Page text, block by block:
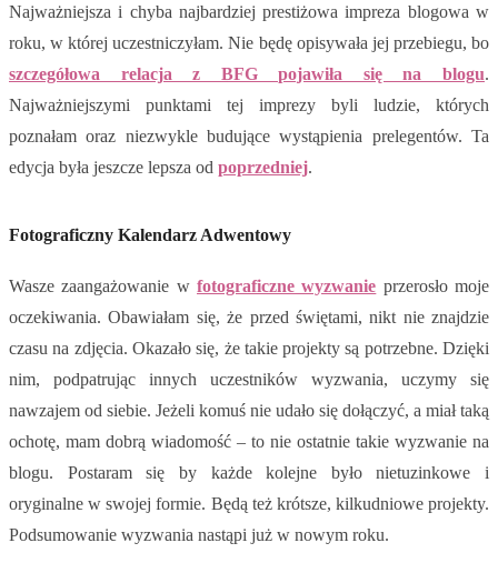
Najważniejsza i chyba najbardziej prestiżowa impreza blogowa w
roku, w której uczestniczyłam. Nie będę opisywała jej przebiegu, bo
szczegółowa relacja z BFG pojawiła się na blogu.
Najważniejszymi punktami tej imprezy byli ludzie, których
poznałam oraz niezwykle budujące wystąpienia prelegentów. Ta
edycja była jeszcze lepsza od poprzedniej.
Fotograficzny Kalendarz Adwentowy
Wasze zaangażowanie w fotograficzne wyzwanie przerosło moje
oczekiwania. Obawiałam się, że przed świętami, nikt nie znajdzie
czasu na zdjęcia. Okazało się, że takie projekty są potrzebne. Dzięki
nim, podpatrując innych uczestników wyzwania, uczymy się
nawzajem od siebie. Jeżeli komuś nie udało się dołączyć, a miał taką
ochotę, mam dobrą wiadomość – to nie ostatnie takie wyzwanie na
blogu. Postaram się by każde kolejne było nietuzinkowe i
oryginalne w swojej formie. Będą też krótsze, kilkudniowe projekty.
Podsumowanie wyzwania nastąpi już w nowym roku.